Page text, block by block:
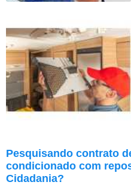
Pesquisando contrato
condicionado com
Cidadania?